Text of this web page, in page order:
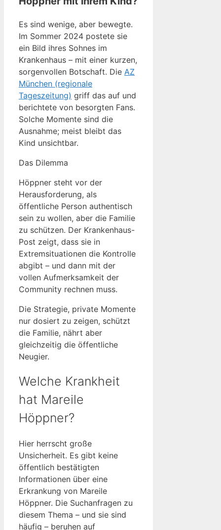
Es sind wenige, aber bewegte.
Im Sommer 2024 postete sie
ein Bild ihres Sohnes im
Krankenhaus – mit einer kurzen,
sorgenvollen Botschaft. Die AZ
München (regionale
Tageszeitung) griff das auf und
berichtete von besorgten Fans.
Solche Momente sind die
Ausnahme; meist bleibt das
Kind unsichtbar.
Das Dilemma
Höppner steht vor der
Herausforderung, als
öffentliche Person authentisch
sein zu wollen, aber die Familie
zu schützen. Der Krankenhaus-
Post zeigt, dass sie in
Extremsituationen die Kontrolle
abgibt – und dann mit der
vollen Aufmerksamkeit der
Community rechnen muss.
Die Strategie, private Momente
nur dosiert zu zeigen, schützt
die Familie, nährt aber
gleichzeitig die öffentliche
Neugier.
Welche Krankheit
hat Mareile
Höppner?
Hier herrscht große
Unsicherheit. Es gibt keine
öffentlich bestätigten
Informationen über eine
Erkrankung von Mareile
Höppner. Die Suchanfragen zu
diesem Thema – und sie sind
häufig – beruhen auf